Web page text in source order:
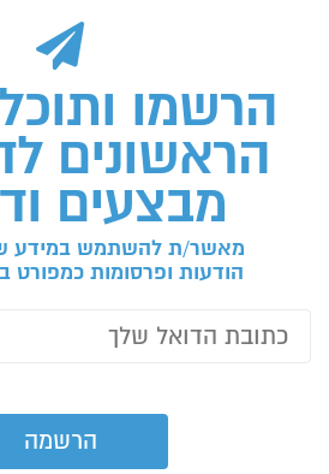
הרשמו
הראשונים
מבצעים
מאשר/ת להשתמש במידע
הודעות ופרסומות כמפורט